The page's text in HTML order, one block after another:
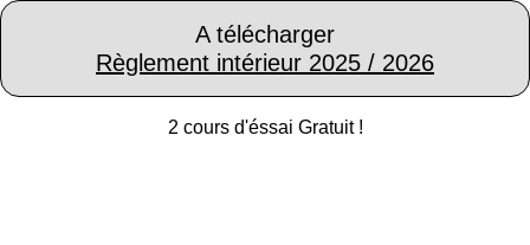
A télécharger
Règlement intérieur 2025 / 2026
2 cours d'éssai Gratuit !